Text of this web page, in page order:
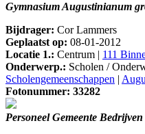
Gymnasium Augustinianum
Bijdrager: Cor Lammers
Geplaatst op: 08-01-2012
Locatie 1.: Centrum | 111
Onderwerp.: Scholen /
Scholengemeenschappen |
Fotonummer: 33282
Personeel Gemeente